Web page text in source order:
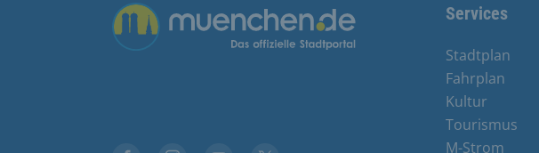
Übergreifende Links Services
Stadtplan
Fahrplan
Kultur
Tourismus
M-Strom